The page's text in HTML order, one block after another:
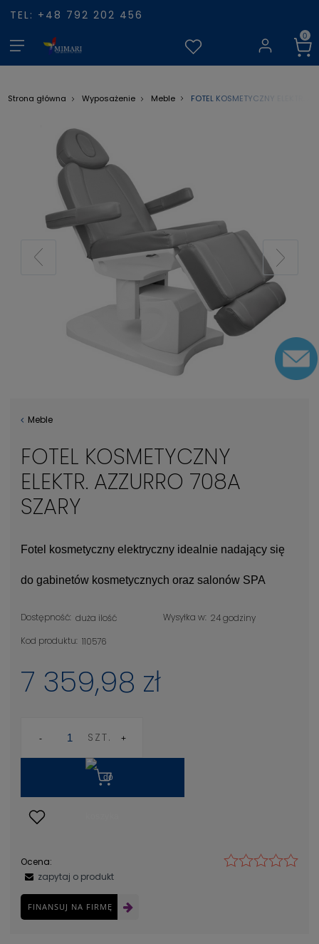
TEL: +48 792 202 456
Strona główna Wyposażenie Meble FOTEL KOSMETYCZNY ELEKTR.
Meble
FOTEL KOSMETYCZNY
ELEKTR. AZZURRO 708A
SZARY
Fotel kosmetyczny elektryczny idealnie nadający się
do gabinetów kosmetycznych oraz salonów SPA
Dostępność: duża ilość Wysyłka w: 24 godziny
Kod produktu: 110576
7 359,98 zł
SZT.
Ocena:
zapytaj o produkt
FINANSUJ NA FIRMĘ